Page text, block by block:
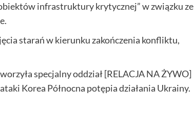
infrastruktury krytycznej” w związku ze
starań w kierunku zakończenia konfliktu,
specjalny oddział [RELACJA NA ŻYWO]
Korea Północna potępia działania Ukrainy.